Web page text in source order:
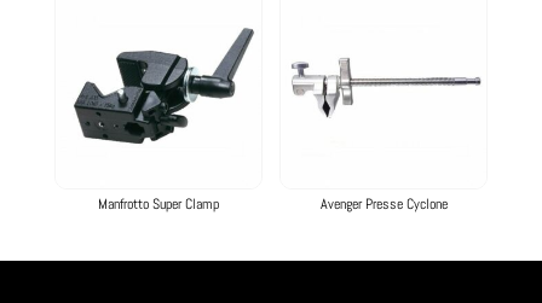
Manfrotto Super Clamp Avenger Presse Cyclone